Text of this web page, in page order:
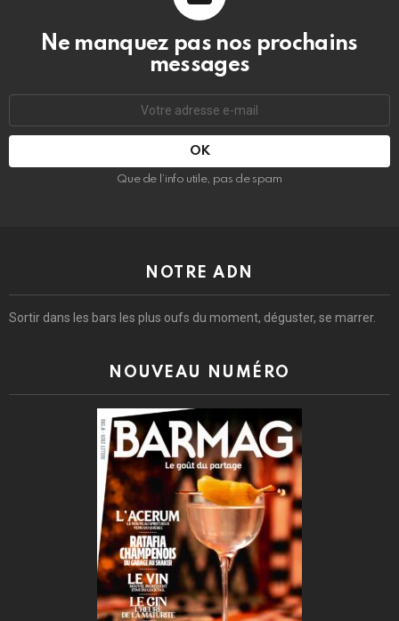
Ne manquez pas nos prochains
messages
mail
Que de l’info utile, pas de spam
NOTRE ADN
Sortir dans les bars les plus oufs du moment, déguster, se marrer.
NOUVEAU NUMÉRO